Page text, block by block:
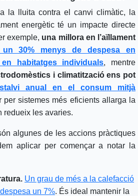
la lluita contra el canvi climàtic, la
energètic té un impacte directe
exemple, una millora en l’aïllament
30% menys de despesa en
habitatges individuals, mentre
i climatització ens pot
anual en el consum mitjà
per sistemes més eficients allarga la
redueix les avaries.
algunes de les accions pràctiques
aplicar per començar a notar la
Un grau de més a la calefacció
un 7%. És ideal mantenir la